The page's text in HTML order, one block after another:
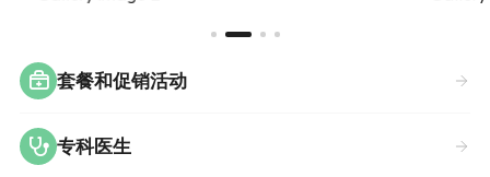
套餐和促销活动
专科医生